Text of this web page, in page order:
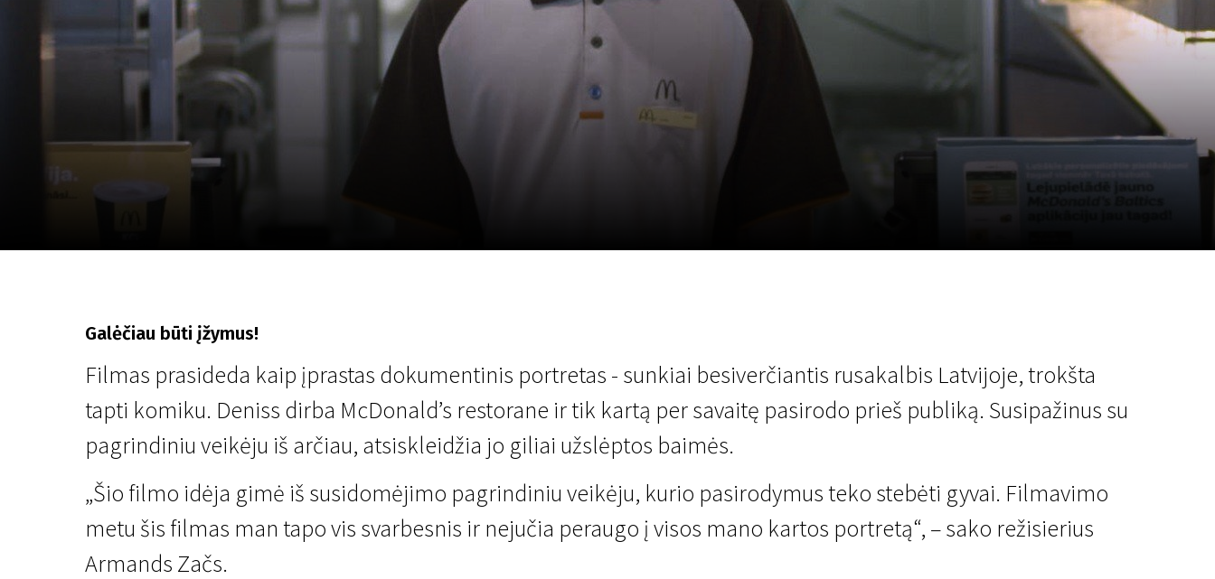
Galėčiau būti įžymus!
Filmas prasideda kaip įprastas dokumentinis portretas - sunkiai besiverčiantis rusakalbis Latvijoje, trokšta
tapti komiku. Deniss dirba McDonald’s restorane ir tik kartą per savaitę pasirodo prieš publiką. Susipažinus su
pagrindiniu veikėju iš arčiau, atsiskleidžia jo giliai užslėptos baimės.
„Šio filmo idėja gimė iš susidomėjimo pagrindiniu veikėju, kurio pasirodymus teko stebėti gyvai. Filmavimo
metu šis filmas man tapo vis svarbesnis ir nejučia peraugo į visos mano kartos portretą“, – sako režisierius
Armands Začs.